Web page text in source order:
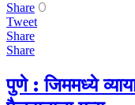
Share 0
Tweet
Share
Share
पुणे : जिममध्ये